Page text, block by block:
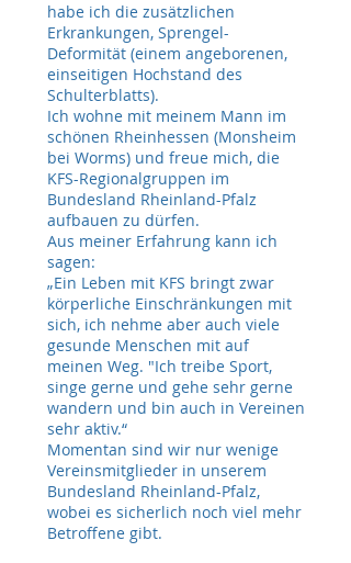
habe ich die zusätzlichen
Erkrankungen, Sprengel-
Deformität (einem angeborenen,
einseitigen Hochstand des
Schulterblatts).
Ich wohne mit meinem Mann im
schönen Rheinhessen (Monsheim
bei Worms) und freue mich, die
KFS-Regionalgruppen im
Bundesland Rheinland-Pfalz
aufbauen zu dürfen.
Aus meiner Erfahrung kann ich
sagen:
„Ein Leben mit KFS bringt zwar
körperliche Einschränkungen mit
sich, ich nehme aber auch viele
gesunde Menschen mit auf
meinen Weg. "Ich treibe Sport,
singe gerne und gehe sehr gerne
wandern und bin auch in Vereinen
sehr aktiv.“
Momentan sind wir nur wenige
Vereinsmitglieder in unserem
Bundesland Rheinland-Pfalz,
wobei es sicherlich noch viel mehr
Betroffene gibt.